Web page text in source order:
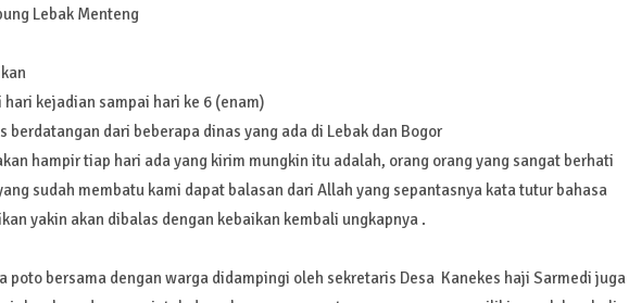
Lebak Menteng
kejadian sampai hari ke 6 (enam)
berdatangan dari beberapa dinas yang ada di Lebak dan Bogor
hampir tiap hari ada yang kirim mungkin itu adalah, orang orang yang sangat berhati
sudah membatu kami dapat balasan dari Allah yang sepantasnya kata tutur bahasa
yakin akan dibalas dengan kebaikan kembali ungkapnya .
poto bersama dengan warga didampingi oleh sekretaris Desa Kanekes haji Sarmedi juga